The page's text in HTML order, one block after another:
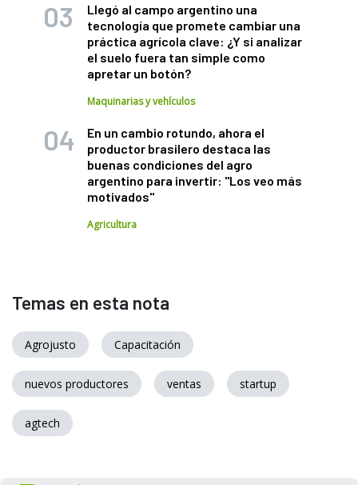
Llegó al campo argentino una
tecnología que promete cambiar una
práctica agrícola clave: ¿Y si analizar
el suelo fuera tan simple como
apretar un botón?
Maquinarias y vehículos
En un cambio rotundo, ahora el
productor brasilero destaca las
buenas condiciones del agro
argentino para invertir: "Los veo más
motivados"
Agricultura
Temas en esta nota
Agrojusto Capacitación
nuevos productores ventas startup
agtech